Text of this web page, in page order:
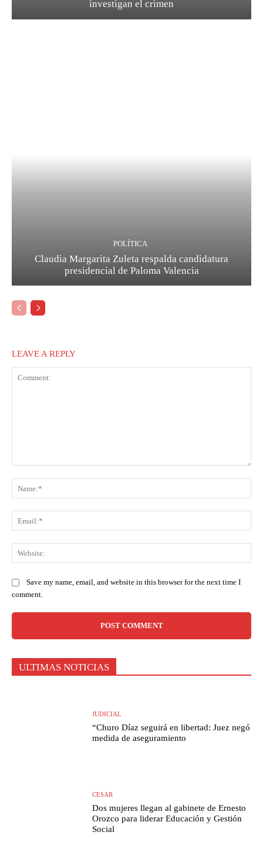
investigan el crimen
POLÍTICA
Claudia Margarita Zuleta respalda candidatura
presidencial de Paloma Valencia
LEAVE A REPLY
Save my name, email, and website in this browser for the next time I
comment.
ULTIMAS NOTICIAS
JUDICIAL
“Churo Díaz seguirá en libertad: Juez negó
medida de aseguramiento
CESAR
Dos mujeres llegan al gabinete de Ernesto
Orozco para liderar Educación y Gestión
Social